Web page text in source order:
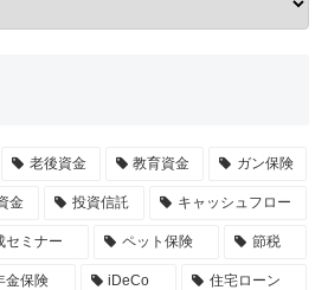
老後資金 教育資金 ガン保険
金 投資信託 キャッシュフロー
セミナー ペット保険 節税
金保険 iDeCo 住宅ローン